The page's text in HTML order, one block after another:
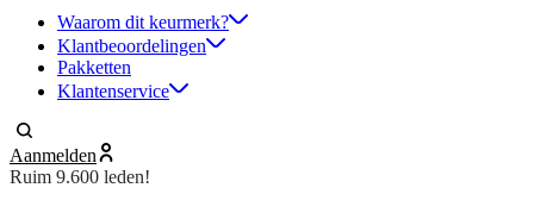
Waarom dit keurmerk?
Klantbeoordelingen
Pakketten
Klantenservice
Aanmelden
Ruim 9.600 leden!